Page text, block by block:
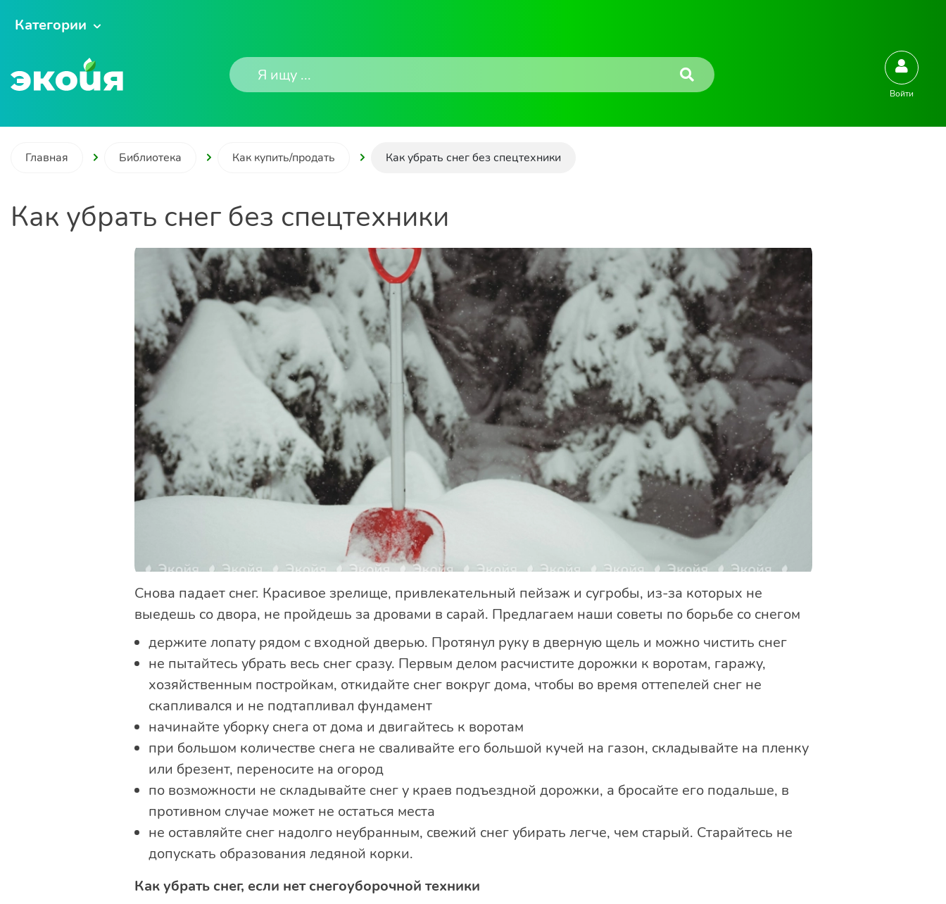
Категории
Войти
Главная Библиотека Как купить/продать Как убрать снег без спецтехники
Как убрать снег без спецтехники
Снова падает снег. Красивое зрелище, привлекательный пейзаж и сугробы, из-за которых не
выедешь со двора, не пройдешь за дровами в сарай. Предлагаем наши советы по борьбе со снегом
держите лопату рядом с входной дверью. Протянул руку в дверную щель и можно чистить снег
не пытайтесь убрать весь снег сразу. Первым делом расчистите дорожки к воротам, гаражу,
хозяйственным постройкам, откидайте снег вокруг дома, чтобы во время оттепелей снег не
скапливался и не подтапливал фундамент
начинайте уборку снега от дома и двигайтесь к воротам
при большом количестве снега не сваливайте его большой кучей на газон, складывайте на пленку
или брезент, переносите на огород
по возможности не складывайте снег у краев подъездной дорожки, а бросайте его подальше, в
противном случае может не остаться места
не оставляйте снег надолго неубранным, свежий снег убирать легче, чем старый. Старайтесь не
допускать образования ледяной корки.
Как убрать снег, если нет снегоуборочной техники